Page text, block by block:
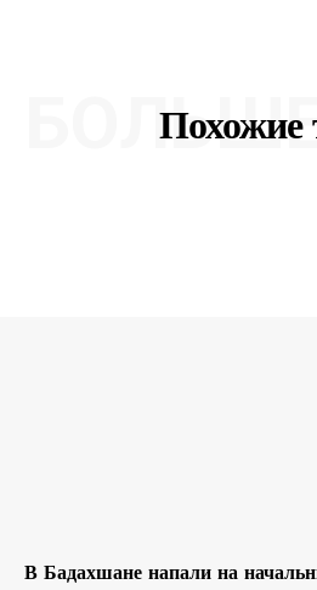
Похожие
В Бадахшане напали на